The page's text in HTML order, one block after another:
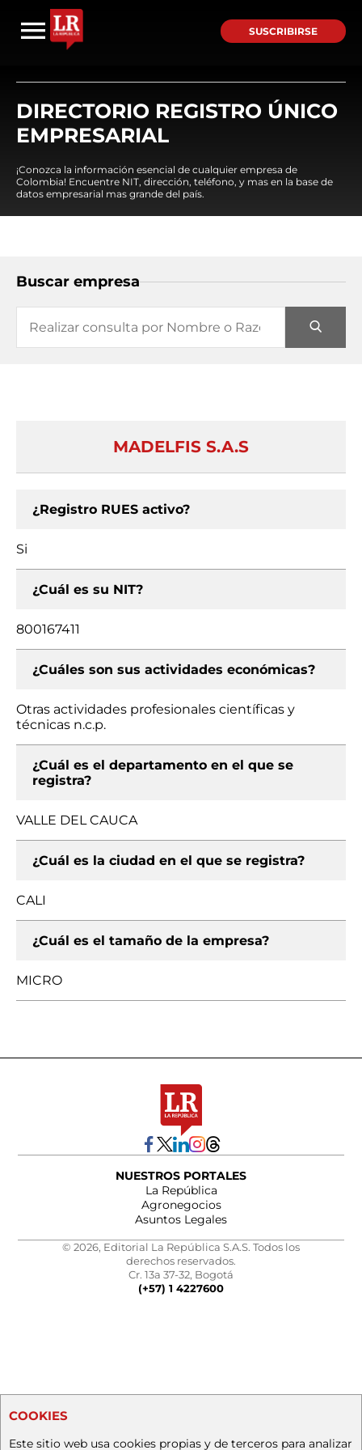
SUSCRIBIRSE
DIRECTORIO REGISTRO ÚNICO
EMPRESARIAL
¡Conozca la información esencial de cualquier empresa de
Colombia! Encuentre NIT, dirección, teléfono, y mas en la base de
datos empresarial mas grande del país.
Buscar empresa
MADELFIS S.A.S
¿Registro RUES activo?
Si
¿Cuál es su NIT?
800167411
¿Cuáles son sus actividades económicas?
Otras actividades profesionales científicas y
técnicas n.c.p.
¿Cuál es el departamento en el que se
registra?
VALLE DEL CAUCA
¿Cuál es la ciudad en el que se registra?
CALI
¿Cuál es el tamaño de la empresa?
MICRO
NUESTROS PORTALES
La República
Agronegocios
Asuntos Legales
© 2026, Editorial La República S.A.S. Todos los
derechos reservados.
Cr. 13a 37-32, Bogotá
(+57) 1 4227600
COOKIES
Este sitio web usa cookies propias y de terceros para analizar